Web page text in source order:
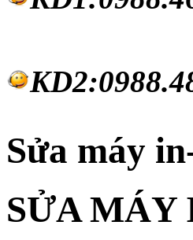
Sửa máy
SỬA MÁY